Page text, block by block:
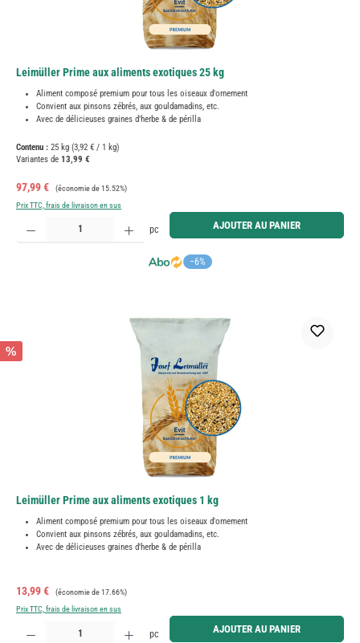
Leimüller Prime aux aliments exotiques 25 kg
Aliment composé premium pour tous les oiseaux d'ornement
Convient aux pinsons zébrés, aux gouldamadins, etc.
Avec de délicieuses graines d'herbe & de périlla
Contenu : 25 kg (3,92 € / 1 kg)
Variantes de 13,99 €
Prix de vente :
97,99 € Prix régulier :
(économie de 15.52%)
Prix TTC, frais de livraison en sus
−6%
Quantité de produit : Entrez la quantité souhaitée ou utilisez les boutons pour augmenter ou
pc AJOUTER AU PANIER
%
Leimüller Prime aux aliments exotiques 1 kg
Aliment composé premium pour tous les oiseaux d'ornement
Convient aux pinsons zébrés, aux gouldamadins, etc.
Avec de délicieuses graines d'herbe & de périlla
Prix de vente :
13,99 € Prix régulier :
(économie de 17.66%)
Prix TTC, frais de livraison en sus
Quantité de produit : Entrez la quantité souhaitée ou utilisez les boutons pour augmenter ou
pc AJOUTER AU PANIER